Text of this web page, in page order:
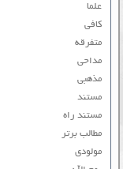
علما
کافی
متفرقه
مداحی
مذهبی
مستند
مستند راه
مطالب برتر
مولودی